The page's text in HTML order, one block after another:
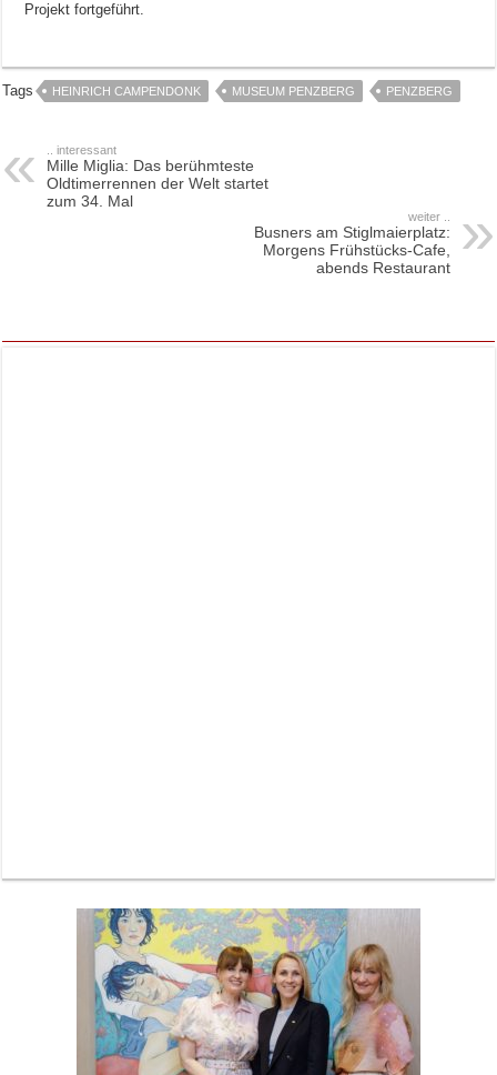
Projekt fortgeführt.
Tags HEINRICH CAMPENDONK MUSEUM PENZBERG PENZBERG
.. interessant
Mille Miglia: Das berühmteste
Oldtimerrennen der Welt startet
zum 34. Mal
weiter ..
Busners am Stiglmaierplatz:
Morgens Frühstücks-Cafe,
abends Restaurant